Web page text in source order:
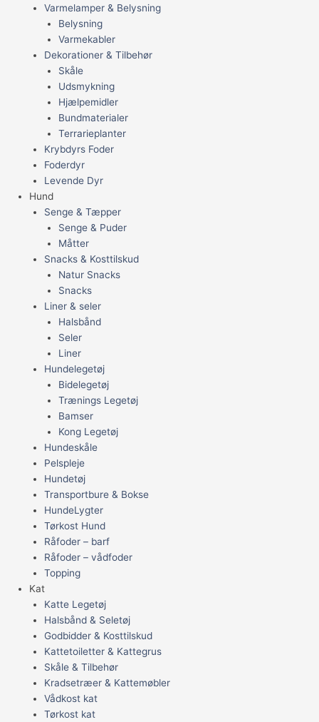
Varmelamper & Belysning
Belysning
Varmekabler
Dekorationer & Tilbehør
Skåle
Udsmykning
Hjælpemidler
Bundmaterialer
Terrarieplanter
Krybdyrs Foder
Foderdyr
Levende Dyr
Hund
Senge & Tæpper
Senge & Puder
Måtter
Snacks & Kosttilskud
Natur Snacks
Snacks
Liner & seler
Halsbånd
Seler
Liner
Hundelegetøj
Bidelegetøj
Trænings Legetøj
Bamser
Kong Legetøj
Hundeskåle
Pelspleje
Hundetøj
Transportbure & Bokse
HundeLygter
Tørkost Hund
Råfoder – barf
Råfoder – vådfoder
Topping
Kat
Katte Legetøj
Halsbånd & Seletøj
Godbidder & Kosttilskud
Kattetoiletter & Kattegrus
Skåle & Tilbehør
Kradsetræer & Kattemøbler
Vådkost kat
Tørkost kat